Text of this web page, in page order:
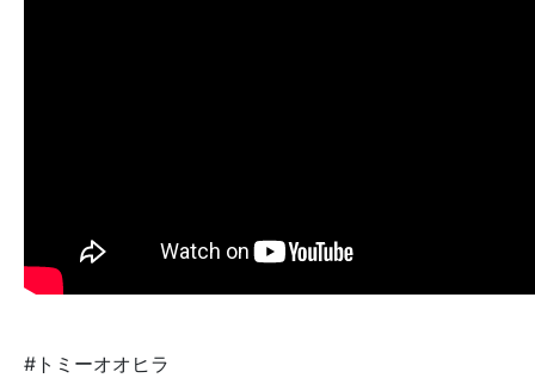
#トミーオオヒラ